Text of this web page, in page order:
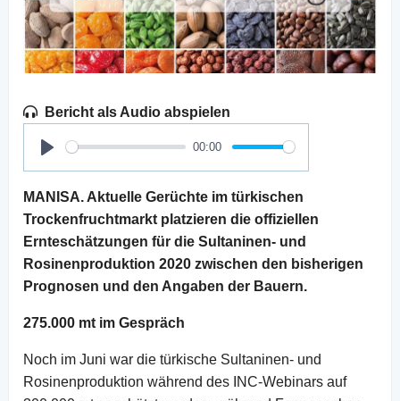
Bericht als Audio abspielen
Play
00:00
MANISA. Aktuelle Gerüchte im türkischen
Trockenfruchtmarkt platzieren die offiziellen
Ernteschätzungen für die Sultaninen- und
Rosinenproduktion 2020 zwischen den bisherigen
Prognosen und den Angaben der Bauern.
275.000 mt im Gespräch
Noch im Juni war die türkische Sultaninen- und
Rosinenproduktion während des INC-Webinars auf